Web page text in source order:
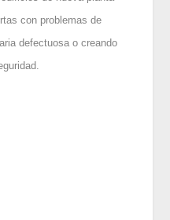
con problemas de
defectuosa o creando